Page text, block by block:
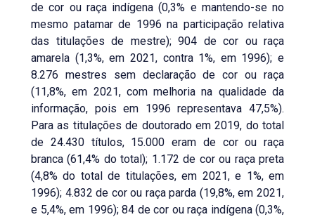
de cor ou raça indígena (0,3% e mantendo-se no
mesmo patamar de 1996 na participação relativa
das titulações de mestre); 904 de cor ou raça
amarela (1,3%, em 2021, contra 1%, em 1996); e
8.276 mestres sem declaração de cor ou raça
(11,8%, em 2021, com melhoria na qualidade da
informação, pois em 1996 representava 47,5%).
Para as titulações de doutorado em 2019, do total
de 24.430 títulos, 15.000 eram de cor ou raça
branca (61,4% do total); 1.172 de cor ou raça preta
(4,8% do total de titulações, em 2021, e 1%, em
1996); 4.832 de cor ou raça parda (19,8%, em 2021,
e 5,4%, em 1996); 84 de cor ou raça indígena (0,3%,